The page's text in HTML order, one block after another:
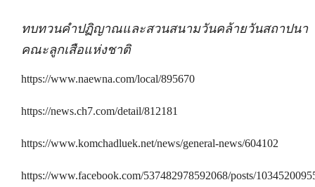
ทบทวนคำปฏิญาณและสวนสนามวันคล้ายวันสถาปนา
คณะลูกเสือแห่งชาติ
https://www.naewna.com/local/895670
https://news.ch7.com/detail/812181
https://www.komchadluek.net/news/general-news/604102
https://www.facebook.com/537482978592068/posts/